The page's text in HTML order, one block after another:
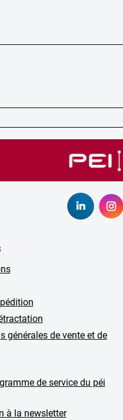
générales de vente et de
de service du péi
à la newsletter